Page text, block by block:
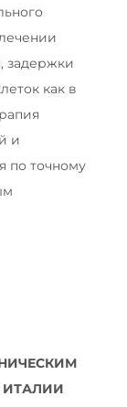
задержки
как в
и
по точному
ИТАЛИИ